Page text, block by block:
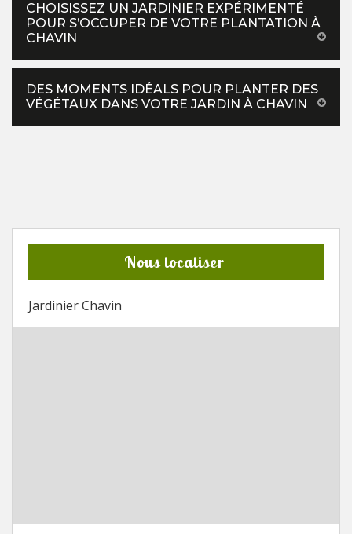
CHOISISSEZ UN JARDINIER EXPÉRIMENTÉ
POUR S’OCCUPER DE VOTRE PLANTATION À
CHAVIN
DES MOMENTS IDÉALS POUR PLANTER DES
VÉGÉTAUX DANS VOTRE JARDIN À CHAVIN
Nous localiser
Jardinier Chavin